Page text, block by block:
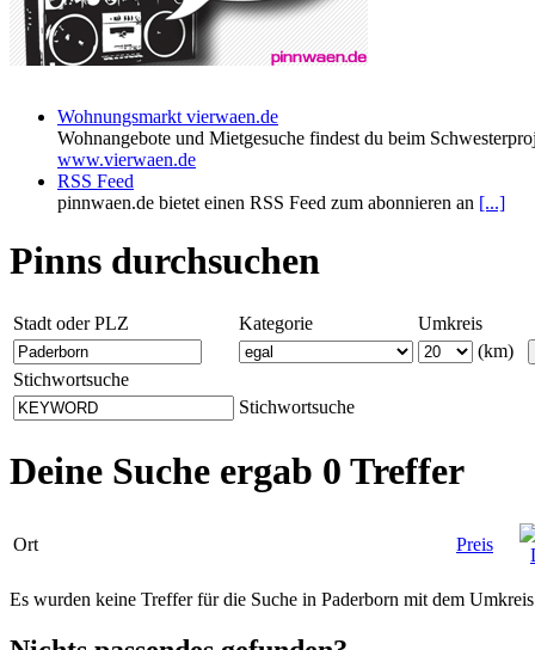
Wohnungsmarkt vierwaen.de
Wohnangebote und Mietgesuche findest du beim
www.vierwaen.de
RSS Feed
pinnwaen.de bietet einen RSS Feed zum abonnieren an [...]
Pinns durchsuchen
Stadt oder PLZ Kategorie
Umkreis
(km)
Stichwortsuche
Stichwortsuche
Deine Suche ergab 0 Treffer
Ort Preis
Es wurden keine Treffer für die Suche in Paderborn mit dem